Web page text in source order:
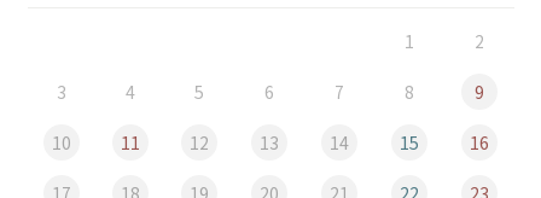
1 2
3 4 5 6 7 8 9
10 11 12 13 14 15 16
17 18 19 20 21 22 23